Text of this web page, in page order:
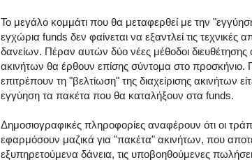
Το μεγάλο κομμάτι που θα μεταφερθεί με την
εγχώρια funds δεν φαίνεται να εξαντλεί τις
δανείων. Πέραν αυτών δύο νέες μέθοδοι διευθέτησης
ακινήτων θα έρθουν επίσης σύντομα στο προσκήνιο.
επιτρέπουν τη "βελτίωση" της διαχείρισης ακινήτων
εγγύηση τα πακέτα που θα καταλήξουν στα funds.
Δημοσιογραφικές πληροφορίες αναφέρουν ότι οι
εφαρμόσουν μαζικά για "πακέτα" ακινήτων, που
εξυπηρετούμενα δάνεια, τις υποβοηθούμενες